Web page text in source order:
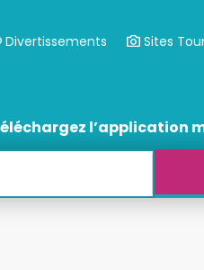
Divertissements Sites
l’application